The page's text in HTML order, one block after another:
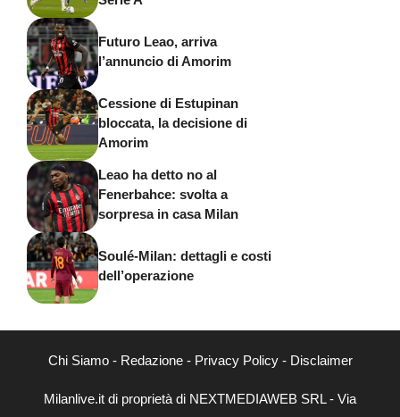
Futuro Leao, arriva
l’annuncio di Amorim
Cessione di Estupinan
bloccata, la decisione di
Amorim
Leao ha detto no al
Fenerbahce: svolta a
sorpresa in casa Milan
Soulé-Milan: dettagli e costi
dell’operazione
Chi Siamo- Redazione- Privacy Policy- Disclaimer
Milanlive.it di proprietà di NEXTMEDIAWEB SRL - Via